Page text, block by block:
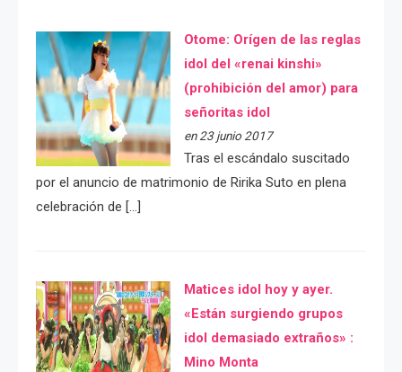
Otome: Orígen de las reglas
idol del «renai kinshi»
(prohibición del amor) para
señoritas idol
en 23 junio 2017
Tras el escándalo suscitado
por el anuncio de matrimonio de Ririka Suto en plena
celebración de […]
Matices idol hoy y ayer.
«Están surgiendo grupos
idol demasiado extraños» :
Mino Monta